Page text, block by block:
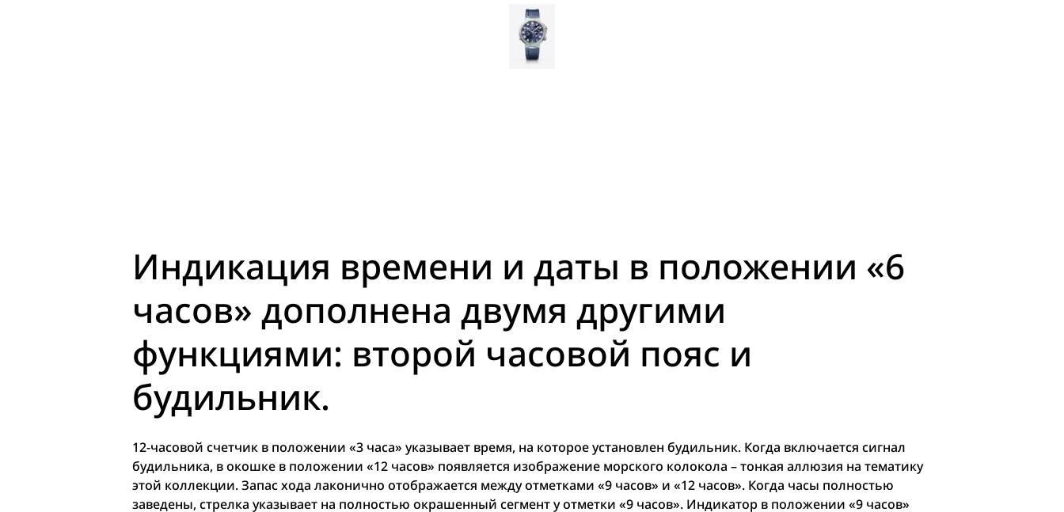
Индикация времени и даты в положении «6
часов» дополнена двумя другими
функциями: второй часовой пояс и
будильник.
12-часовой счетчик в положении «3 часа» указывает время, на которое установлен будильник. Когда включается сигнал
будильника, в окошке в положении «12 часов» появляется изображение морского колокола – тонкая аллюзия на тематику
этой коллекции. Запас хода лаконично отображается между отметками «9 часов» и «12 часов». Когда часы полностью
заведены, стрелка указывает на полностью окрашенный сегмент у отметки «9 часов». Индикатор в положении «9 часов»